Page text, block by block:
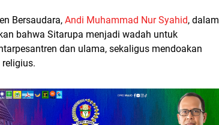
Bersaudara, Andi Muhammad Nur Syahid, dalam
bahwa Sitarupa menjadi wadah untuk
dan ulama, sekaligus mendoakan